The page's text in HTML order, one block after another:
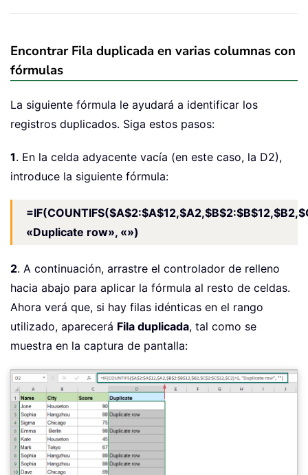
Encontrar Fila duplicada en varias columnas con
fórmulas
La siguiente fórmula le ayudará a identificar los
registros duplicados. Siga estos pasos:
1. En la celda adyacente vacía (en este caso, la D2),
introduce la siguiente fórmula:
«Duplicate row», «»)
2. A continuación, arrastre el controlador de relleno
hacia abajo para aplicar la fórmula al resto de celdas.
Ahora verá que, si hay filas idénticas en el rango
utilizado, aparecerá Fila duplicada, tal como se
muestra en la captura de pantalla: